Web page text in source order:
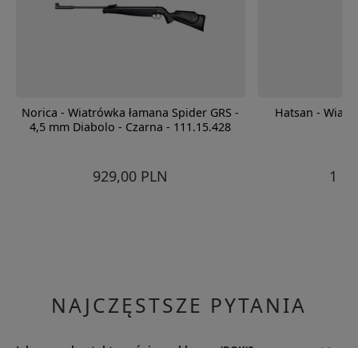
Norica - Wiatrówka łamana Spider GRS -
4,5 mm Diabolo - Czarna - 111.15.428
929,00 PLN
Hatsan -
1
NAJCZĘSTSZE PYTANIA